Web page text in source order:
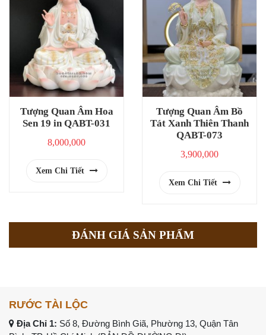
Tượng Quan Âm Hoa
Sen 19 in QABT-031
8,000,000
Xem Chi Tiết
Tượng Quan Âm Bồ
Tát Xanh Thiên Thanh
QABT-073
3,900,000
Xem Chi Tiết
ĐÁNH GIÁ SẢN PHẨM
RƯỚC TÀI LỘC
Địa Chỉ 1: Số 8, Đường Bình Giã, Phường 13, Quận Tân